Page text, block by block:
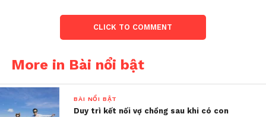
Người gửi là một phụ nữ có tên viết tắt T.N.K.
điều tra. Những ngày tiếp theo là khoảng thời gian
Chồng chị đã ngoại tình trong thời gian dài, thậm
chí lợi dụng cả thời gian làm việc để hẹn hò với
CLICK TO COMMENT
More in Bài nổi bật
BÀI NỔI BẬT
Duy trì kết nối vợ chồng sau khi có con